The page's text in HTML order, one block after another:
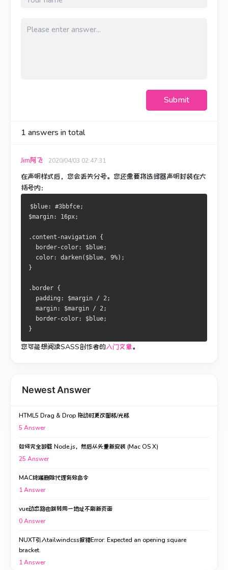
Submit
1 answers in total
Jim阿飞 2020/04/03 02:47:31
在声明样式后，您会丢失分号。 您还需要将选择器声明封装在大
括号内：
$blue: #3bbfce;
$margin: 16px;
.content-navigation {
  border-color: $blue;
  color: darken($blue, 9%);
}
.border {
  padding: $margin / 2;
  margin: $margin / 2;
  border-color: $blue;
}
您可能想阅读SASS创作者的入门文章。
Newest Answer
HTML5 Drag & Drop 拖动时更改图标/光标
5 Answer
如何完全卸载 Node.js，然后从头重新安装 (Mac OS X)
25 Answer
MAC终端删除代理有效命令
1Answer
vue动态路由跳转同一地址不刷新页面
0Answer
NUXT引入tailwindcss报错Error: Expected an opening square
bracket.
1Answer